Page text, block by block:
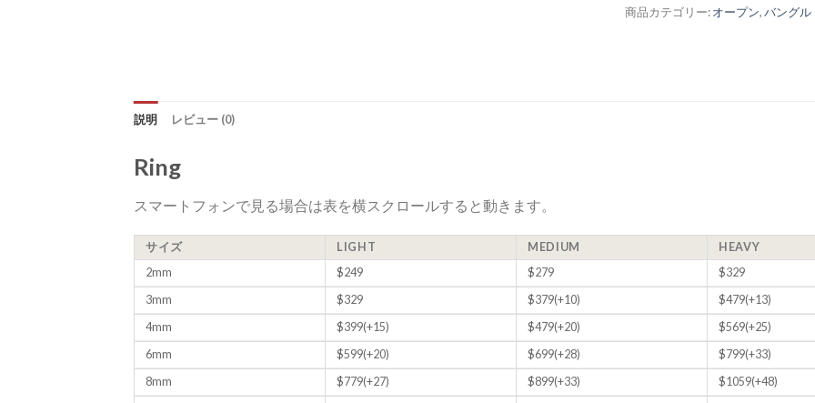
商品カテゴリー:オープン,バングル
説明 レビュー (0)
Ring
スマートフォンで見る場合は表を横スクロールすると動きます。
サイズ LIGHT MEDIUM HEAVY
2mm
$249 $279 $329
3mm
$329 $379(+10) $479(+13)
4mm
$399(+15) $479(+20) $569(+25)
6mm
$599(+20) $699(+28) $799(+33)
8mm
$779(+27) $899(+33) $1059(+48)